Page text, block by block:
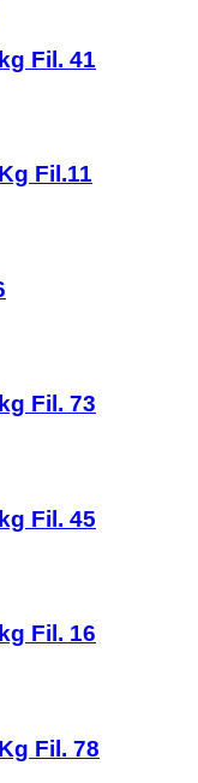
Fil. 41
Fil.11
Fil. 73
Fil. 45
Fil. 16
Fil. 78